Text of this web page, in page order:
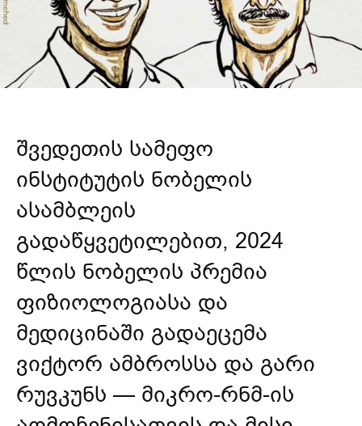
შვედეთის სამეფო
ინსტიტუტის ნობელის
ასამბლეის
გადაწყვეტილებით, 2024
წლის ნობელის პრემია
ფიზიოლოგიასა და
მედიცინაში გადაეცემა
ვიქტორ ამბროსსა და გარი
რუვკუნს — მიკრო-რნმ-ის